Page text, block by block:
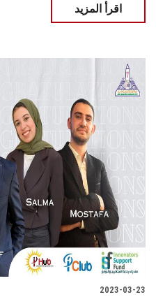
اقرأ المزيد
2023-03-23